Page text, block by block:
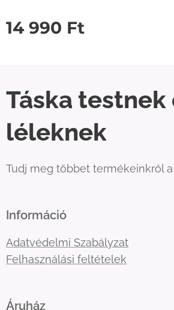
14 990 Ft
Táska testnek
léleknek
Tudj meg többet termékeinkről a
Információ
Adatvédelmi Szabályzat
Felhasználási feltételek
Áruház